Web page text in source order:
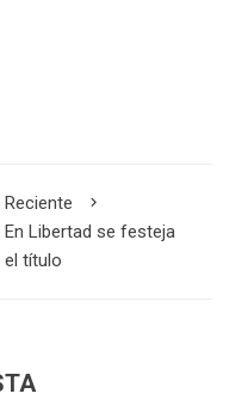
Reciente
En Libertad se festeja
el título